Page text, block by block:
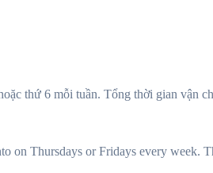
thứ 6 mỗi tuần. Tổng thời gian vận
Thursdays or Fridays every week.